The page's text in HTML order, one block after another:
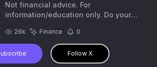
Not financial advice. For
information/education only. Do your
are my own. الحساب شخصي
26k Finance 0
Follow X